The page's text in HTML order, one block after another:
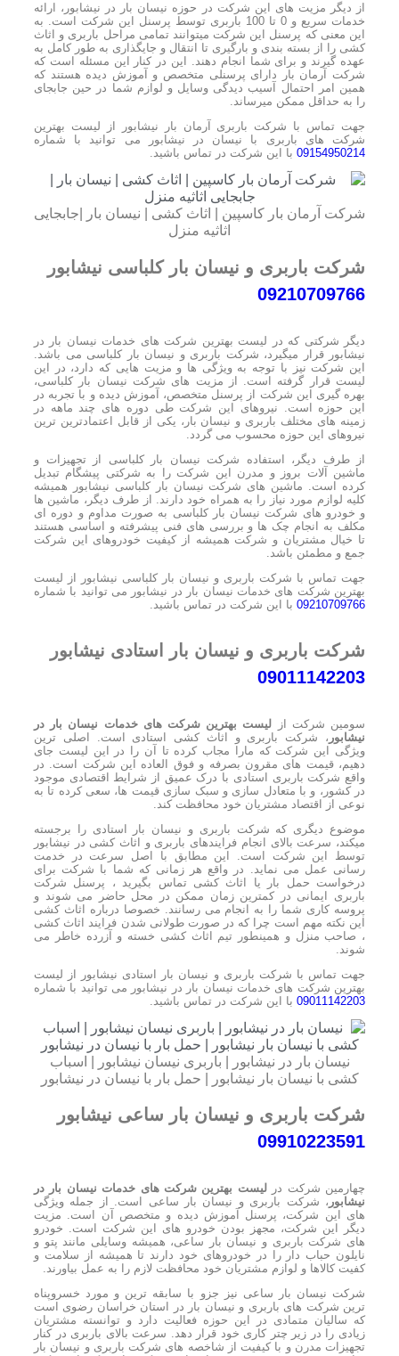
از دیگر مزیت های این شرکت در حوزه نیسان بار در نیشابور، ارائه
خدمات سریع و 0 تا 100 باربری توسط پرسنل این شرکت است. به
این معنی که پرسنل این شرکت میتوانند تمامی مراحل باربری و اثاث
کشی را از بسته بندی و بارگیری تا انتقال و جایگذاری به طور کامل به
عهده گیرند و برای شما انجام دهند. این در کنار این مسئله است که
شرکت آرمان بار دارای پرسنلی متخصص و آموزش دیده هستند که
همین امر احتمال آسیب دیدگی وسایل و لوازم شما در حین جابجای
را به حداقل ممکن میرساند.
جهت تماس با شرکت باربری آرمان بار نیشابور از لیست بهترین
شرکت های باربری با نیسان در نیشابور می توانید با شماره
09154950214با این شرکت در تماس باشید.
شرکت آرمان بار کاسپین | اثاث کشی | نیسان بار |جابجایی
اثاثیه منزل
شرکت باربری و نیسان بار کلباسی نیشابور
09210709766
دیگر شرکتی که در لیست بهترین شرکت های خدمات نیسان بار در
نیشابور قرار میگیرد، شرکت باربری و نیسان بار کلباسی می باشد.
این شرکت نیز با توجه به ویژگی ها و مزیت هایی که دارد، در این
لیست قرار گرفته است. از مزیت های شرکت نیسان بار کلباسی،
بهره گیری این شرکت از پرسنل متخصص، آموزش دیده و با تجربه در
این حوزه است. نیروهای این شرکت طی دوره های چند ماهه در
زمینه های مختلف باربری و نیسان بار، یکی از قابل اعتمادترین ترین
نیروهای این حوزه محسوب می گردد.
از طرف دیگر، استفاده شرکت نیسان بار کلباسی از تجهیزات و
ماشین آلات بروز و مدرن این شرکت را به شرکتی پیشگام تبدیل
کرده است. ماشین های شرکت نیسان بار کلباسی نیشابور همیشه
کلیه لوازم مورد نیاز را به همراه خود دارند. از طرف دیگر، ماشین ها
و خودرو های شرکت نیسان بار کلباسی به صورت مداوم و دوره ای
مکلف به انجام چک ها و بررسی های فنی پیشرفته و اساسی هستند
تا خیال مشتریان و شرکت همیشه از کیفیت خودروهای این شرکت
جمع و مطمئن باشد.
جهت تماس با شرکت باربری و نیسان بار کلباسی نیشابور از لیست
بهترین شرکت های خدمات نیسان بار در نیشابور می توانید با شماره
09210709766 با این شرکت در تماس باشید.
شرکت باربری و نیسان بار استادی نیشابور
09011142203
سومین شرکت از
لیست بهترین شرکت های خدمات نیسان بار در
نیشابور، شرکت باربری و اثاث کشی استادی است. اصلی ترین
ویژگی این شرکت که مارا مجاب کرده تا آن را در این لیست جای
دهیم، قیمت های مقرون بصرفه و فوق العاده این شرکت است. در
واقع شرکت باربری استادی با درک عمیق از شرایط اقتصادی موجود
در کشور، و با متعادل سازی و سبک سازی قیمت ها، سعی کرده تا به
نوعی از اقتصاد مشتریان خود محافظت کند.
موضوع دیگری که شرکت باربری و نیسان بار استادی را برجسته
میکند، سرعت بالای انجام فرایندهای باربری و اثاث کشی در نیشابور
توسط این شرکت است. این مطابق با اصل سرعت در خدمت
رسانی عمل می نماید. در واقع هر زمانی که شما با شرکت برای
درخواست حمل بار یا اثاث کشی تماس بگیرید ، پرسنل شرکت
باربری ایمانی در کمترین زمان ممکن در محل حاضر می شوند و
پروسه کاری شما را به انجام می رسانند. خصوصا درباره اثاث کشی
این نکته مهم است چرا که در صورت طولانی شدن فرایند اثاث کشی
، صاحب منزل و همینطور تیم اثاث کشی خسته و آزرده خاطر می
شوند.
جهت تماس با شرکت باربری و نیسان بار استادی نیشابور از لیست
بهترین شرکت های خدمات نیسان بار در نیشابور می توانید با شماره
09011142203 با این شرکت در تماس باشید.
نیسان بار در نیشابور | باربری نیسان نیشابور | اسباب
کشی با نیسان بار نیشابور | حمل بار با نیسان در نیشابور
شرکت باربری و نیسان بار ساعی نیشابور
09910223591
چهارمین شرکت در
لیست بهترین شرکت های خدمات نیسان بار در
نیشابور، شرکت باربری و نیسان بار ساعی است. از جمله ویژگی
های این شرکت، پرسنل آموزش دیده و متخصص آن است. مزیت
دیگر این شرکت، مجهز بودن خودرو های این شرکت است. خودرو
های شرکت باربری و نیسان بار ساعی، همیشه وسایلی مانند پتو و
نایلون حباب دار را در خودروهای خود دارند تا همیشه از سلامت و
کفیت کالاها و لوازم مشتریان خود محافظت لازم را به عمل بیاورند.
شرکت نیسان بار ساعی نیز جزو با سابقه ترین و مورد خسروپناه
ترین شرکت های باربری و نیسان بار در استان خراسان رضوی است
که سالیان متمادی در این حوزه فعالیت دارد و توانسته مشتریان
زیادی را در زیر چتر کاری خود قرار دهد. سرعت بالای باربری در کنار
تجهیزات مدرن و با کیفیت از شاخصه های شرکت باربری و نیسان بار